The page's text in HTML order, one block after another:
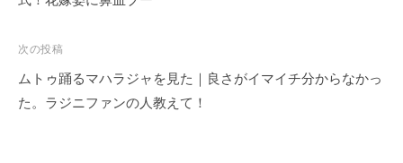
ゲ
ー
シ
次の投稿
ムトゥ踊るマハラジャを見た｜良さがイマイチ分からなかっ
た。ラジニファンの人教えて！